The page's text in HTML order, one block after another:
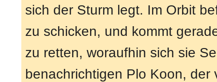
sich der Sturm legt. Im Orbit
zu schicken, und kommt
zu retten, woraufhin sich sie
benachrichtigen Plo Koon,